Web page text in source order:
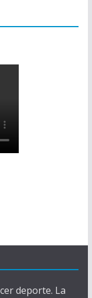
deporte. La